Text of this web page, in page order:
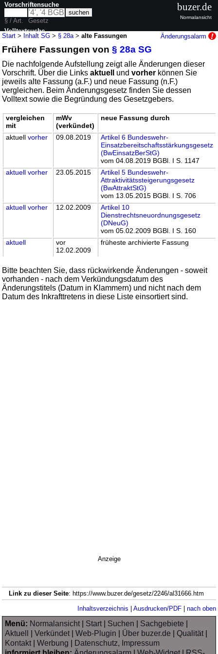
Start > Inhalt SG > § 28a >alte Fassungen Änderungsalarm
Frühere Fassungen von§ 28a SG
Die nachfolgende Aufstellung zeigt alle Änderungen dieser
Vorschrift. Über die Linksaktuell undvorher können Sie
jeweils alte Fassung (a.F.) und neue Fassung (n.F.)
vergleichen. Beim Änderungsgesetz finden Sie dessen
Volltext sowie die Begründung des Gesetzgebers.
vergleichen
mit
mWv
(verkündet)
neue Fassung durch
aktuellvorher 09.08.2019
Artikel 6 Bundeswehr-
Einsatzbereitschaftsstärkungsgesetz
(BwEinsatzBerStG)
vom 04.08.2019 BGBl. I S. 1147
aktuell vorher 23.05.2015
Artikel 5 Bundeswehr-
Attraktivitätssteigerungsgesetz
(BwAttraktStG)
vom 13.05.2015 BGBl. I S. 706
aktuell vorher 12.02.2009
Artikel 10
Dienstrechtsneuordnungsgesetz
(DNeuG)
vom 05.02.2009 BGBl. I S. 160
aktuell
vor
12.02.2009
früheste archivierte Fassung
Bitte beachten Sie, dass rückwirkende Änderungen - soweit
vorhanden - nach dem Verkündungsdatum des
Änderungstitels (Datum in Klammern) und nicht nach dem
Datum des Inkrafttretens in diese Liste einsortiert sind.
Vorschriftensuche
§ / Art.
Gesetz
Volltextsuche
nur in SG
buzer.de
Normalansicht
Anzeige
Link zu dieser Seite: https://www.buzer.de/gesetz/2246/al31666.htm
Inhaltsverzeichnis | Ausdrucken/PDF| nach oben
Menü: Normalansicht| Start| Suchen Sachgebiete
Aktuell
|Verkündet|Web-Plugin Über buzer.de |Qualität|
Kontakt|Werbung
Datenschutz, Impressum